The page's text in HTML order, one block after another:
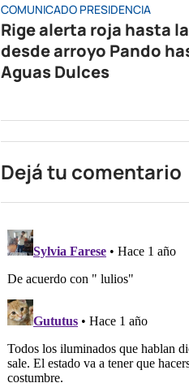
COMUNICADO PRESIDENCIA
Rige alerta roja hasta
desde arroyo Pando
Aguas Dulces
Dejá tu comentario